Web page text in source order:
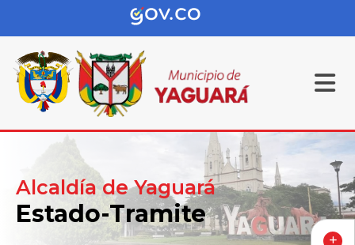
Alcaldía de Yaguará
Estado-Tramite